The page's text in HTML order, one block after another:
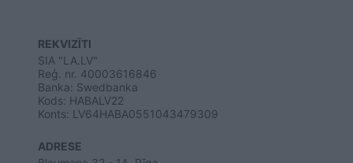
REKVIZĪTI
SIA "LA.LV"
Reģ. nr. 40003616846
Banka: Swedbanka
Kods: HABALV22
Konts: LV64HABA0551043479309
ADRESE